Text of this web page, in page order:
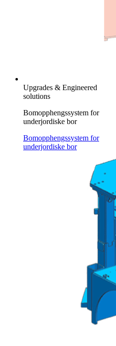
Upgrades & Engineered
solutions
Bomopphengssystem for
underjordiske bor
Bomopphengssystem for
underjordiske bor